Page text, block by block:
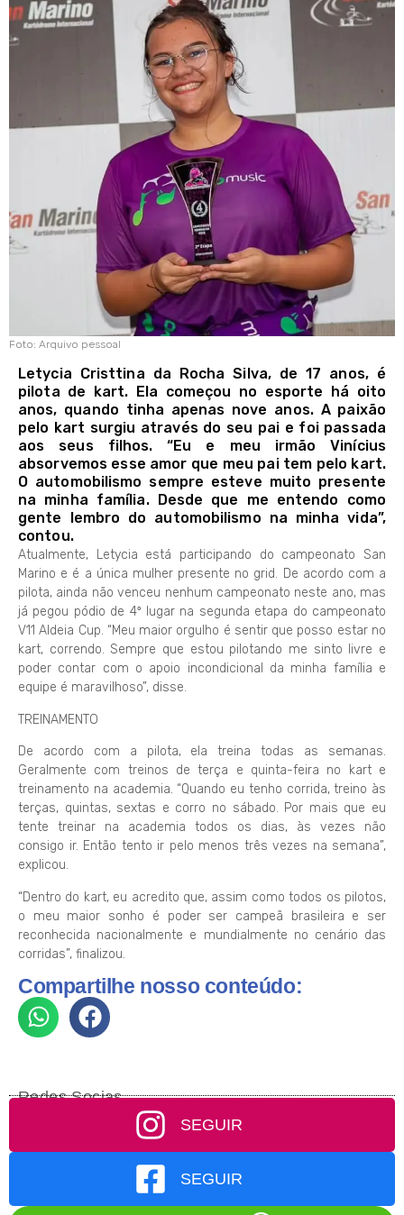
Foto: Arquivo pessoal
Letycia Cristtina da Rocha Silva, de 17 anos, é
pilota de kart. Ela começou no esporte há oito
anos, quando tinha apenas nove anos. A paixão
pelo kart surgiu através do seu pai e foi passada
aos seus filhos. “Eu e meu irmão Vinícius
absorvemos esse amor que meu pai tem pelo kart.
O automobilismo sempre esteve muito presente
na minha família. Desde que me entendo como
gente lembro do automobilismo na minha vida”,
contou.
Atualmente, Letycia está participando do campeonato San
Marino e é a única mulher presente no grid. De acordo com a
pilota, ainda não venceu nenhum campeonato neste ano, mas
já pegou pódio de 4º lugar na segunda etapa do campeonato
V11 Aldeia Cup. “Meu maior orgulho é sentir que posso estar no
kart, correndo. Sempre que estou pilotando me sinto livre e
poder contar com o apoio incondicional da minha família e
equipe é maravilhoso”, disse.
TREINAMENTO
De acordo com a pilota, ela treina todas as semanas.
Geralmente com treinos de terça e quinta-feira no kart e
treinamento na academia. “Quando eu tenho corrida, treino às
terças, quintas, sextas e corro no sábado. Por mais que eu
tente treinar na academia todos os dias, às vezes não
consigo ir. Então tento ir pelo menos três vezes na semana”,
explicou.
“Dentro do kart, eu acredito que, assim como todos os pilotos,
o meu maior sonho é poder ser campeã brasileira e ser
reconhecida nacionalmente e mundialmente no cenário das
corridas”, finalizou.
Compartilhe nosso conteúdo:
Redes Socias
SEGUIR
SEGUIR